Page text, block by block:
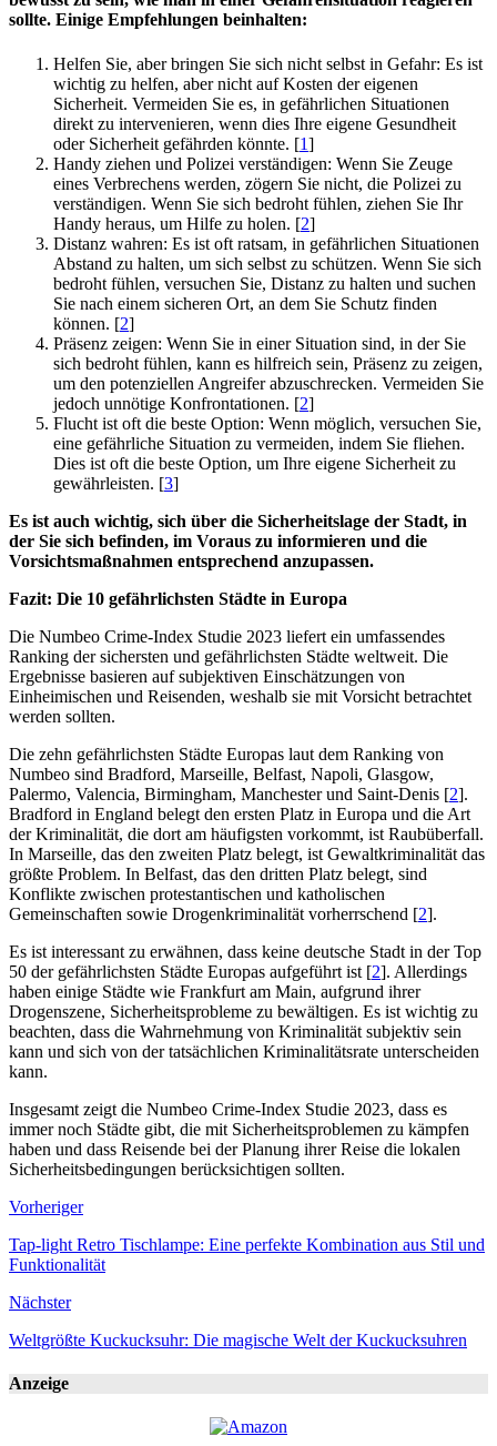
sollte. Einige Empfehlungen beinhalten:
Helfen Sie, aber bringen Sie sich nicht selbst in Gefahr: Es ist
wichtig zu helfen, aber nicht auf Kosten der eigenen
Sicherheit. Vermeiden Sie es, in gefährlichen Situationen
direkt zu intervenieren, wenn dies Ihre eigene Gesundheit
oder Sicherheit gefährden könnte. [1]
Handy ziehen und Polizei verständigen: Wenn Sie Zeuge
eines Verbrechens werden, zögern Sie nicht, die Polizei zu
verständigen. Wenn Sie sich bedroht fühlen, ziehen Sie Ihr
Handy heraus, um Hilfe zu holen. [2]
Distanz wahren: Es ist oft ratsam, in gefährlichen Situationen
Abstand zu halten, um sich selbst zu schützen. Wenn Sie sich
bedroht fühlen, versuchen Sie, Distanz zu halten und suchen
Sie nach einem sicheren Ort, an dem Sie Schutz finden
können. [2]
Präsenz zeigen: Wenn Sie in einer Situation sind, in der Sie
sich bedroht fühlen, kann es hilfreich sein, Präsenz zu zeigen,
um den potenziellen Angreifer abzuschrecken. Vermeiden Sie
jedoch unnötige Konfrontationen. [2]
Flucht ist oft die beste Option: Wenn möglich, versuchen Sie,
eine gefährliche Situation zu vermeiden, indem Sie fliehen.
Dies ist oft die beste Option, um Ihre eigene Sicherheit zu
gewährleisten. [3]
Es ist auch wichtig, sich über die Sicherheitslage der Stadt, in
der Sie sich befinden, im Voraus zu informieren und die
Vorsichtsmaßnahmen entsprechend anzupassen.
Fazit: Die 10 gefährlichsten Städte in Europa
Die Numbeo Crime-Index Studie 2023 liefert ein umfassendes
Ranking der sichersten und gefährlichsten Städte weltweit. Die
Ergebnisse basieren auf subjektiven Einschätzungen von
Einheimischen und Reisenden, weshalb sie mit Vorsicht betrachtet
werden sollten.
Die zehn gefährlichsten Städte Europas laut dem Ranking von
Numbeo sind Bradford, Marseille, Belfast, Napoli, Glasgow,
Palermo, Valencia, Birmingham, Manchester und Saint-Denis [2].
Bradford in England belegt den ersten Platz in Europa und die Art
der Kriminalität, die dort am häufigsten vorkommt, ist Raubüberfall.
In Marseille, das den zweiten Platz belegt, ist Gewaltkriminalität das
größte Problem. In Belfast, das den dritten Platz belegt, sind
Konflikte zwischen protestantischen und katholischen
Gemeinschaften sowie Drogenkriminalität vorherrschend [2].
Es ist interessant zu erwähnen, dass keine deutsche Stadt in der Top
50 der gefährlichsten Städte Europas aufgeführt ist [2]. Allerdings
haben einige Städte wie Frankfurt am Main, aufgrund ihrer
Drogenszene, Sicherheitsprobleme zu bewältigen. Es ist wichtig zu
beachten, dass die Wahrnehmung von Kriminalität subjektiv sein
kann und sich von der tatsächlichen Kriminalitätsrate unterscheiden
kann.
Insgesamt zeigt die Numbeo Crime-Index Studie 2023, dass es
immer noch Städte gibt, die mit Sicherheitsproblemen zu kämpfen
haben und dass Reisende bei der Planung ihrer Reise die lokalen
Sicherheitsbedingungen berücksichtigen sollten.
Vorheriger
Tap-light Retro Tischlampe: Eine perfekte Kombination aus Stil und
Funktionalität
Nächster
Weltgrößte Kuckucksuhr: Die magische Welt der Kuckucksuhren
Anzeige